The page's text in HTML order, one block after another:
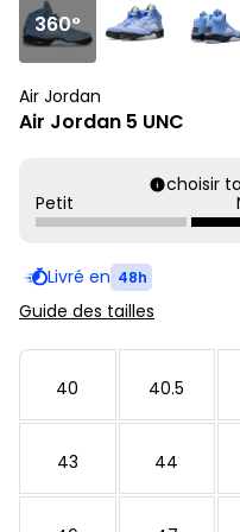
360°
Air Jordan
Air Jordan 5 UNC
choisir ta
Petit
Livré en 48h
Guide des tailles
40 40.5
43 44